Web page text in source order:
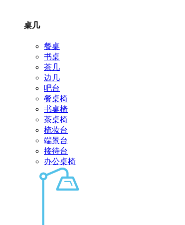
桌几
餐桌
书桌
茶几
边几
吧台
餐桌椅
书桌椅
茶桌椅
梳妆台
端景台
接待台
办公桌椅